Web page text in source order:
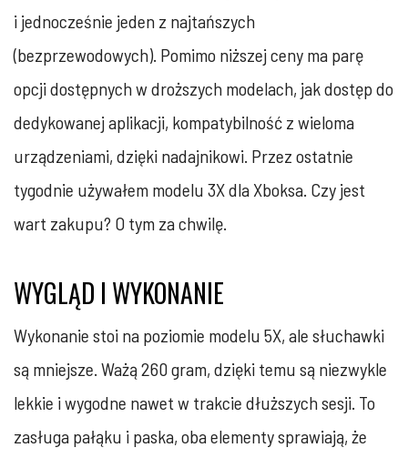
i jednocześnie jeden z najtańszych
(bezprzewodowych). Pomimo niższej ceny ma parę
opcji dostępnych w droższych modelach, jak dostęp do
dedykowanej aplikacji, kompatybilność z wieloma
urządzeniami, dzięki nadajnikowi. Przez ostatnie
tygodnie używałem modelu 3X dla Xboksa. Czy jest
wart zakupu? O tym za chwilę.
WYGLĄD I WYKONANIE
Wykonanie stoi na poziomie modelu 5X, ale słuchawki
są mniejsze. Ważą 260 gram, dzięki temu są niezwykle
lekkie i wygodne nawet w trakcie dłuższych sesji. To
zasługa pałąku i paska, oba elementy sprawiają, że